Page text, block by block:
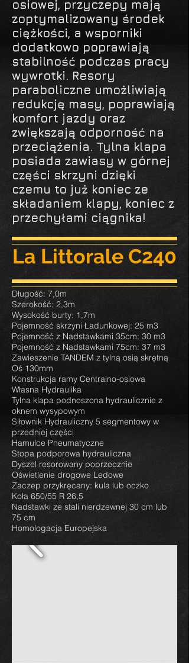
osiowej, przyczepy mają
zoptymalizowany środek
ciężkości, a wsporniki
dodatkowo poprawiają
stabilność podczas pracy
wywrotki. Resory
paraboliczne umożliwiają
redukcję masy, poprawiają
komfort jazdy oraz
zwiększają odporność na
przeciążenia. Tylna klapa
posiada zawiasy w górnej
części skrzyni dzięki
czemu to już koniec ze
składaniem klapy, koniec z
przechyłami ciągnika!
La Littorale C240
Długość: 7,0m
Szerokość: 2,3m
Wysokość burty: 1,7m
Pojemność skrzyni Ładunkowej: 25 m3
Pojemność z Nadstawkami 35cm: 30 m3
Pojemność z Nadstawkami 75cm: 37 m3
Zawieszenie TANDEM z tylną osią skrętną
Oś 130mm
Konstrukcja ramy Centralno-osiowa
Własna Hydraulika
Tylna klapa podnoszona hydraulicznie z
oknem wysypowym
Siłownik Hydrauliczny 5 segmentowy w
przedniej części
Hamulce Pneumatyczne
Stopa podporowa hydrauliczna
Dyszel resorowany poprzecznie
Oświetlenie drogowe Ledowe
Zaczep przykręcany: kula lub oczko
Koła 650/55 R 26,5
Nadstawki ze stali nierdzewnej 30 cm lub
75 cm
Homologacja Europejska